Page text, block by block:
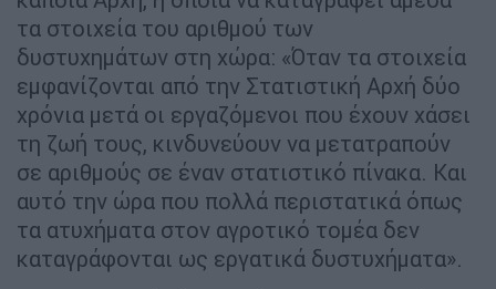
τα στοιχεία του αριθμού των
δυστυχημάτων στη χώρα: «Όταν τα στοιχεία
εμφανίζονται από την Στατιστική Αρχή δύο
χρόνια μετά οι εργαζόμενοι που έχουν χάσει
τη ζωή τους, κινδυνεύουν να μετατραπούν
σε αριθμούς σε έναν στατιστικό πίνακα. Και
αυτό την ώρα που πολλά περιστατικά όπως
τα ατυχήματα στον αγροτικό τομέα δεν
καταγράφονται ως εργατικά δυστυχήματα».